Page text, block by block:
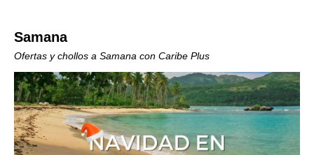
Samana
Ofertas y chollos a Samana con Caribe Plus